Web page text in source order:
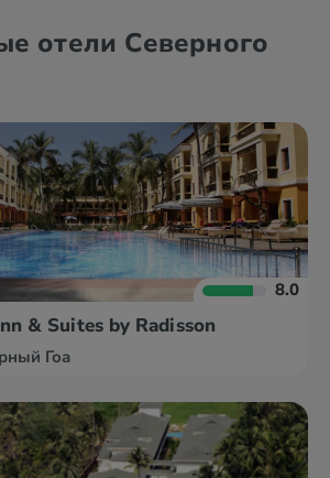
отели Северного
8.0
& Suites by Radisson
Гоа